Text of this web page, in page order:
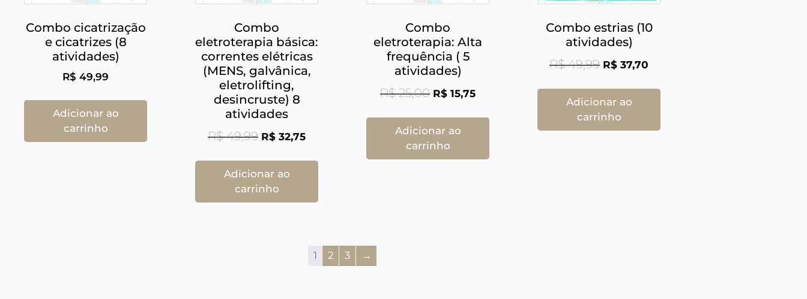
Combo cicatrização
e cicatrizes (8
atividades)
R$ 49,99
Adicionar ao
carrinho
Combo
eletroterapia básica:
correntes elétricas
(MENS, galvânica,
eletrolifting,
desincruste) 8
atividades
R$49,99 R$ 32,75
Adicionar ao
carrinho
Combo
eletroterapia: Alta
frequência ( 5
atividades)
R$25,00 R$ 15,75
Adicionar ao
carrinho
Combo estrias (10
atividades)
R$49,99 R$ 37,70
Adicionar ao
carrinho
1 2 3 →